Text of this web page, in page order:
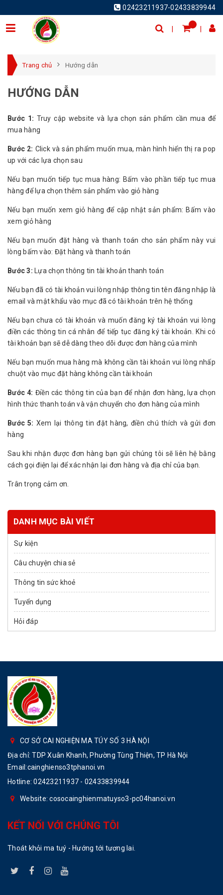
02423211937-02433839944
Trang chủ Hướng dẫn
HƯỚNG DẪN
Bước 1: Truy cập website và lựa chọn sản phẩm cần mua để
mua hàng
Bước 2: Click và sản phẩm muốn mua, màn hình hiển thị ra pop
up với các lựa chọn sau
Nếu bạn muốn tiếp tục mua hàng: Bấm vào phần tiếp tục mua
hàng để lựa chọn thêm sản phẩm vào giỏ hàng
Nếu bạn muốn xem giỏ hàng để cập nhật sản phẩm: Bấm vào
xem giỏ hàng
Nếu bạn muốn đặt hàng và thanh toán cho sản phẩm này vui
lòng bấm vào: Đặt hàng và thanh toán
Bước 3: Lựa chọn thông tin tài khoản thanh toán
Nếu bạn đã có tài khoản vui lòng nhập thông tin tên đăng nhập là
email và mật khẩu vào mục đã có tài khoản trên hệ thống
Nếu bạn chưa có tài khoản và muốn đăng ký tài khoản vui lòng
điền các thông tin cá nhân để tiếp tục đăng ký tài khoản. Khi có
tài khoản bạn sẽ dễ dàng theo dõi được đơn hàng của mình
Nếu bạn muốn mua hàng mà không cần tài khoản vui lòng nhấp
chuột vào mục đặt hàng không cần tài khoản
Bước 4: Điền các thông tin của bạn để nhận đơn hàng, lựa chọn
hình thức thanh toán và vận chuyển cho đơn hàng của mình
Bước 5: Xem lại thông tin đặt hàng, điền chú thích và gửi đơn
hàng
Sau khi nhận được đơn hàng bạn gửi chúng tôi sẽ liên hệ bằng
cách gọi điện lại để xác nhận lại đơn hàng và địa chỉ của bạn.
Trân trọng cảm ơn.
DANH MỤC BÀI VIẾT
Sự kiện
Câu chuyện chia sẻ
Thông tin sức khoẻ
Tuyển dụng
Hỏi đáp
CƠ SỞ CAI NGHIỆN MA TÚY SỐ 3 HÀ NỘI
Địa chỉ: TDP Xuân Khanh, Phường Tùng Thiện, TP Hà Nội
Email:cainghienso3tphanoi.vn
Hotline:02423211937 - 02433839944
Website: cosocainghienmatuyso3-pc04hanoi.vn
KẾT NỐI VỚI CHÚNG TÔI
Thoát khỏi ma tuý - Hướng tới tương lai.